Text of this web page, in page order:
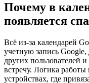
Почему в
появляется
Всё из-за календарей
учетную запись
других пользователей
встречу. Логика работы
устройствах, где